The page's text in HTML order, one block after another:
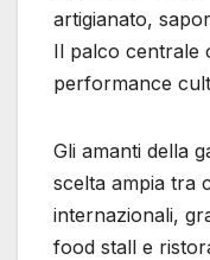
artigianato,
Il palco centrale
performance
Gli amanti della
scelta ampia tra
internazionali,
food stall e